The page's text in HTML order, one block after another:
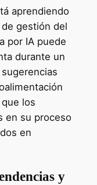
aprendiendo
gestión del
por IA puede
durante un
los
en su proceso
en
y